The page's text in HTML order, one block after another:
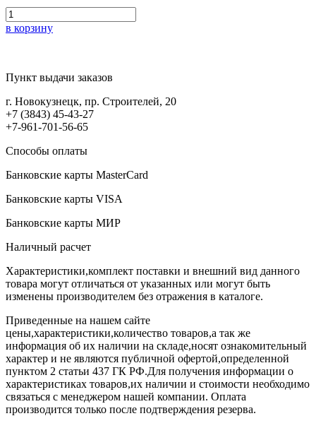
в корзину
Пункт выдачи заказов
г. Новокузнецк, пр. Строителей, 20
+7 (3843) 45-43-27
+7-961-701-56-65
Способы оплаты
Банковские карты MasterCard
Банковские карты VISA
Банковские карты МИР
Наличный расчет
Характеристики,комплект поставки и внешний вид данного
товара могут отличаться от указанных или могут быть
изменены производителем без отражения в каталоге.
Приведенные на нашем сайте
цены,характеристики,количество товаров,а так же
информация об их наличии на складе,носят ознакомительный
характер и не являются публичной офертой,определенной
пунктом 2 статьи 437 ГК РФ.Для получения информации о
характеристиках товаров,их наличии и стоимости необходимо
связаться с менеджером нашей компании. Оплата
производится только после подтверждения резерва.